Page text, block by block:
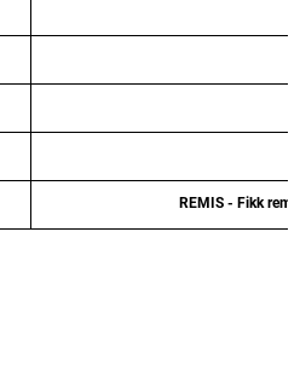
REMIS - Fikk